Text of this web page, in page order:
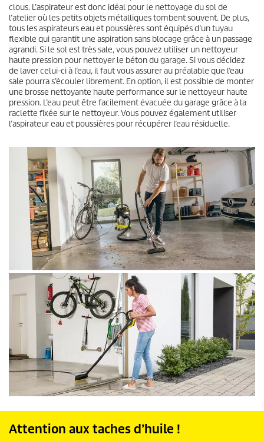
clous. L’aspirateur est donc idéal pour le nettoyage du sol de
l’atelier où les petits objets métalliques tombent souvent. De plus,
tous les aspirateurs eau et poussières sont équipés d’un tuyau
flexible qui garantit une aspiration sans blocage grâce à un passage
agrandi. Si le sol est très sale, vous pouvez utiliser un nettoyeur
haute pression pour nettoyer le béton du garage. Si vous décidez
de laver celui-ci à l’eau, il faut vous assurer au préalable que l’eau
sale pourra s’écouler librement. En option, il est possible de monter
une brosse nettoyante haute performance sur le nettoyeur haute
pression. L’eau peut être facilement évacuée du garage grâce à la
raclette fixée sur le nettoyeur. Vous pouvez également utiliser
l’aspirateur eau et poussières pour récupérer l’eau résiduelle.
Attention aux taches d’huile !